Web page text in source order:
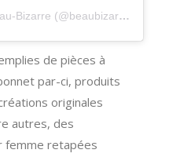
A post shared by Beau-Bizarre (@beaubizarre_leshop)
de pièces à
par-ci, produits
originales
autres, des
femme retapées